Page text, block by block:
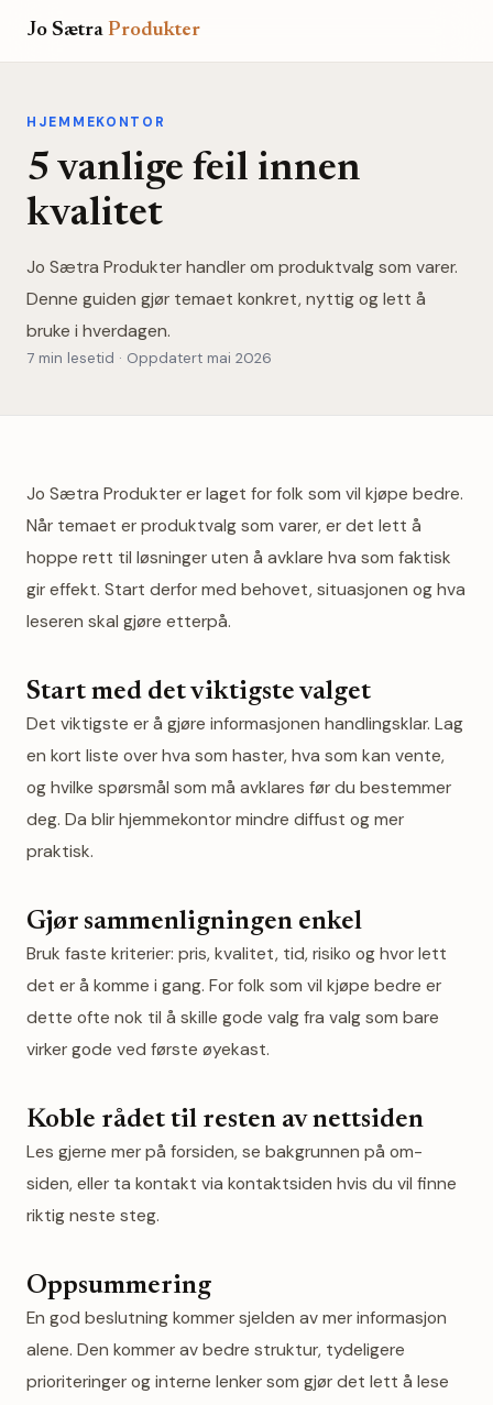
Jo Sætra Produkter
HJEMMEKONTOR
5 vanlige feil innen
kvalitet
Jo Sætra Produkter handler om produktvalg som varer.
Denne guiden gjør temaet konkret, nyttig og lett å
bruke i hverdagen.
7 min lesetid · Oppdatert mai 2026
Jo Sætra Produkter er laget for folk som vil kjøpe bedre.
Når temaet er produktvalg som varer, er det lett å
hoppe rett til løsninger uten å avklare hva som faktisk
gir effekt. Start derfor med behovet, situasjonen og hva
leseren skal gjøre etterpå.
Start med det viktigste valget
Det viktigste er å gjøre informasjonen handlingsklar. Lag
en kort liste over hva som haster, hva som kan vente,
og hvilke spørsmål som må avklares før du bestemmer
deg. Da blir hjemmekontor mindre diffust og mer
praktisk.
Gjør sammenligningen enkel
Bruk faste kriterier: pris, kvalitet, tid, risiko og hvor lett
det er å komme i gang. For folk som vil kjøpe bedre er
dette ofte nok til å skille gode valg fra valg som bare
virker gode ved første øyekast.
Koble rådet til resten av nettsiden
Les gjerne mer på forsiden, se bakgrunnen på om-
siden, eller ta kontakt via kontaktsiden hvis du vil finne
riktig neste steg.
Oppsummering
En god beslutning kommer sjelden av mer informasjon
alene. Den kommer av bedre struktur, tydeligere
prioriteringer og interne lenker som gjør det lett å lese